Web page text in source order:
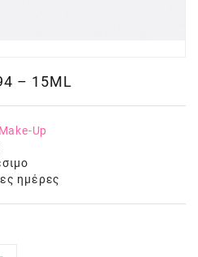
– 15ML
Up
ημέρες